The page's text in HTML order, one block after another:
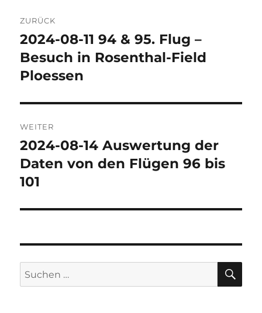
ZURÜCK
Vorheriger
Beitrag:
2024-08-11 94 & 95. Flug –
Besuch in Rosenthal-Field
Ploessen
WEITER
Nächster
Beitrag:
2024-08-14 Auswertung der
Daten von den Flügen 96 bis
101
Suchen
nach: